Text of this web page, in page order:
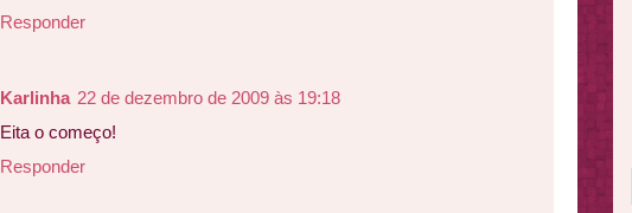
Responder
Karlinha 22 de dezembro de 2009 às 19:18
Eita o começo!
Responder